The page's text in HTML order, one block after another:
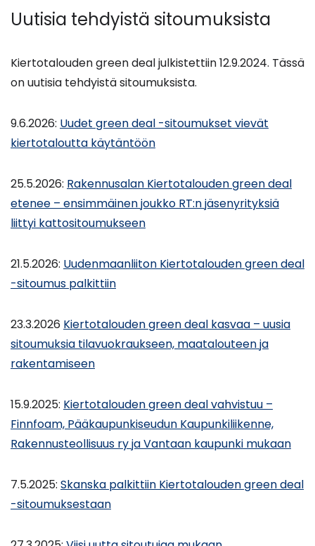
Uutisia tehdyistä sitoumuksista
Kiertotalouden green deal julkistettiin 12.9.2024. Tässä
on uutisia tehdyistä sitoumuksista.
9.6.2026: Uudet green deal -sitoumukset vievät
kiertotaloutta käytäntöön
25.5.2026: Rakennusalan Kiertotalouden green deal
etenee – ensimmäinen joukko RT:n jäsenyrityksiä
liittyi kattositoumukseen
21.5.2026: Uudenmaanliiton Kiertotalouden green deal
-sitoumus palkittiin
23.3.2026 Kiertotalouden green deal kasvaa – uusia
sitoumuksia tilavuokraukseen, maatalouteen ja
rakentamiseen
15.9.2025: Kiertotalouden green deal vahvistuu –
Finnfoam, Pääkaupunkiseudun Kaupunkiliikenne,
Rakennusteollisuus ry ja Vantaan kaupunki mukaan
7.5.2025: Skanska palkittiin Kiertotalouden green deal
-sitoumuksestaan